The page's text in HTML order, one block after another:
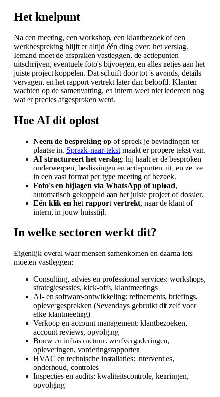
Het knelpunt
Na een meeting, een workshop, een klantbezoek of een
werkbespreking blijft er altijd één ding over: het verslag.
Iemand moet de afspraken vastleggen, de actiepunten
uitschrijven, eventuele foto's bijvoegen, en alles netjes aan het
juiste project koppelen. Dat schuift door tot 's avonds, details
vervagen, en het rapport vertrekt later dan beloofd. Klanten
wachten op de samenvatting, en intern weet niet iedereen nog
wat er precies afgesproken werd.
Hoe AI dit oplost
Neem de bespreking op of spreek je bevindingen ter
plaatse in. Spraak-naar-tekst maakt er propere tekst van.
AI structureert het verslag: hij haalt er de besproken
onderwerpen, beslissingen en actiepunten uit, en zet ze
in een vast format per type meeting of bezoek.
Foto's en bijlagen via WhatsApp of upload,
automatisch gekoppeld aan het juiste project of dossier.
Eén klik en het rapport vertrekt, naar de klant of
intern, in jouw huisstijl.
In welke sectoren werkt dit?
Eigenlijk overal waar mensen samenkomen en daarna iets
moeten vastleggen:
Consulting, advies en professional services: workshops,
strategiesessies, kick-offs, klantmeetings
AI- en software-ontwikkeling: refinements, briefings,
oplevergesprekken (Sevendays gebruikt dit zelf voor
elke klantmeeting)
Verkoop en account management: klantbezoeken,
account reviews, opvolging
Bouw en infrastructuur: werfvergaderingen,
opleveringen, vorderingsrapporten
HVAC en technische installaties: interventies,
onderhoud, controles
Inspecties en audits: kwaliteitscontrole, keuringen,
opvolging